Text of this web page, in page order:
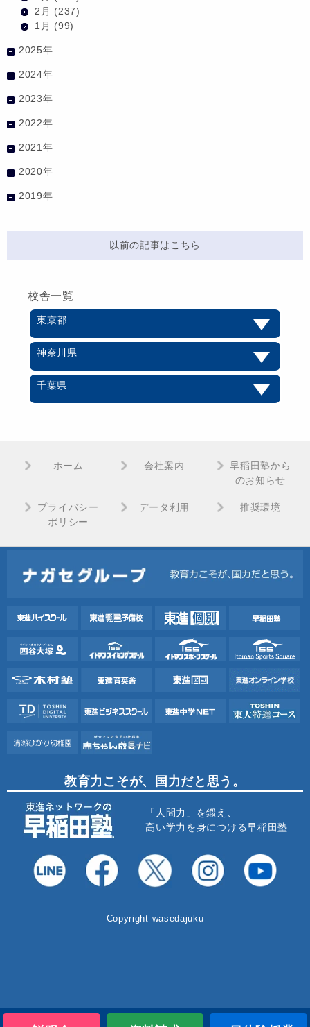
2月 (237)
1月 (99)
2025年
2024年
2023年
2022年
2021年
2020年
2019年
以前の記事はこちら
校舎一覧
東京都
神奈川県
千葉県
ホーム 会社案内
早稲田塾から
のお知らせ
プライバシー
ポリシー
データ利用 推奨環境
教育力こそが、国力だと思う。
「人間力」を鍛え、
高い学力を身につける早稲田塾
Copyright wasedajuku